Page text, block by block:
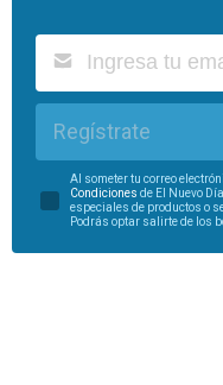
Regístrate
Al someter tu correo
Condiciones de El Nuevo
especiales de productos o
Podrás optar salirte de los